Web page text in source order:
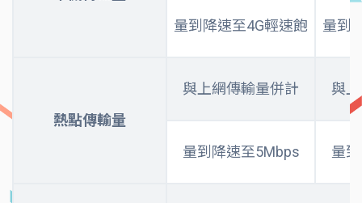
量到降速至4G輕速飽 量到
熱點傳輸量
與上網傳輸量併計 與
量到降速至5Mbps 量